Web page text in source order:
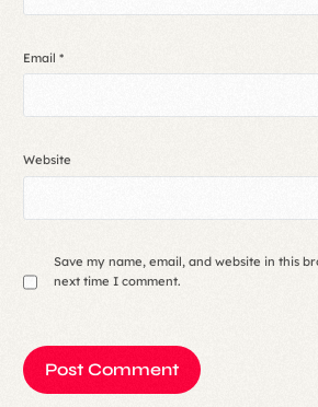
Email*
Website
Save my name, email, and website in this
next time I comment.